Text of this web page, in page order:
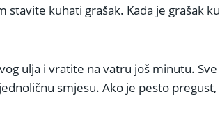
stavite kuhati grašak. Kada je grašak
ulja i vratite na vatru još minutu.
smjesu. Ako je pesto